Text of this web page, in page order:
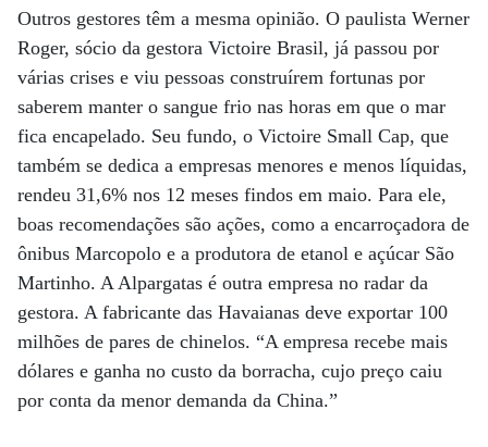
Outros gestores têm a mesma opinião. O paulista Werner
Roger, sócio da gestora Victoire Brasil, já passou por
várias crises e viu pessoas construírem fortunas por
saberem manter o sangue frio nas horas em que o mar
fica encapelado. Seu fundo, o Victoire Small Cap, que
também se dedica a empresas menores e menos líquidas,
rendeu 31,6% nos 12 meses findos em maio. Para ele,
boas recomendações são ações, como a encarroçadora de
ônibus Marcopolo e a produtora de etanol e açúcar São
Martinho. A Alpargatas é outra empresa no radar da
gestora. A fabricante das Havaianas deve exportar 100
milhões de pares de chinelos. “A empresa recebe mais
dólares e ganha no custo da borracha, cujo preço caiu
por conta da menor demanda da China.”